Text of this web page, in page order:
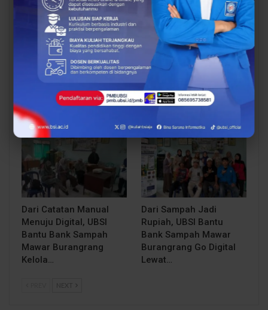
UBSI Buka Call for
Dorong Riset Teknologi
dan Keamanan Siber…
Siap Kuliah Berkualitas?
UBSI Cengkareng Gelar
Open Booth Spesial
dengan Beasiswa…
BERITA
Dari Catatan Manual
Menuju Digital, UBSI
Bantu Bank Sampah
Mawar Burangrang
Kelola…
BERITA
Dari Sampah Jadi
Rupiah, UBSI Bantu
Bank Sampah Mawar
Burangrang Go Digital
Lewat…
NEXT